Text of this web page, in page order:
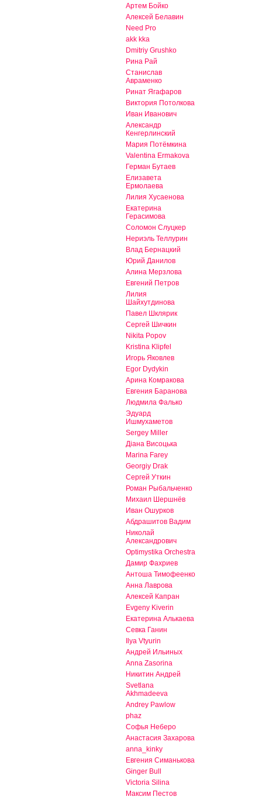
Артем Бойко
Алексей Белавин
Need Pro
akk kka
Dmitriy Grushko
Рина Рай
Станислав
Авраменко
Ринат Ягафаров
Виктория Потолкова
Иван Иванович
Александр
Кенгерлинский
Мария Потёмкина
Valentina Ermakova
Герман Бутаев
Елизавета
Ермолаева
Лилия Хусаенова
Екатерина
Герасимова
Соломон Слуцкер
Нериэль Теллурин
Влад Бернацкий
Юрий Данилов
Алина Мерзлова
Евгений Петров
Лилия
Шайхутдинова
Павел Шклярик
Сергей Шичкин
Nikita Popov
Kristina Klipfel
Игорь Яковлев
Egor Dydykin
Арина Комракова
Евгения Баранова
Людмила Фалько
Эдуард
Ишмухаметов
Sergey Miller
Діана Висоцька
Marina Farey
Georgiy Drak
Сергей Уткин
Роман Рыбальченко
Михаил Шершнёв
Иван Ошурков
Абдрашитов Вадим
Николай
Александрович
Optimystika Orchestra
Дамир Фахриев
Антоша Тимофеенко
Анна Лаврова
Алексей Капран
Evgeny Kiverin
Екатерина Алькаева
Севка Ганин
Ilya Vtyurin
Андрей Ильиных
Anna Zasorina
Никитин Андрей
Svetlana
Akhmadeeva
Andrey Pawlow
phaz
Софья Неберо
Анастасия Захарова
anna_kinky
Евгения Симанькова
Ginger Bull
Victoria Silina
Максим Пестов